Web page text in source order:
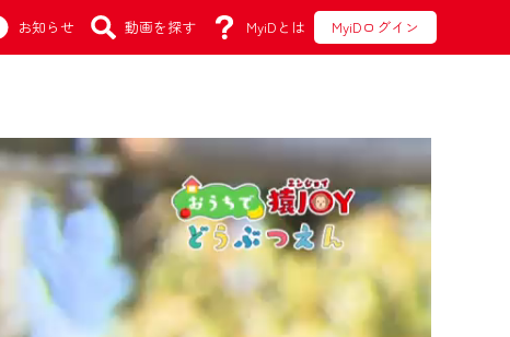
お知らせ 動画を探す MyiDとは MyiDログイン